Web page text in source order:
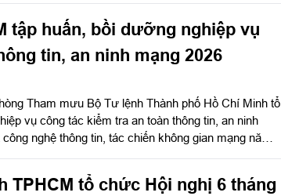
phòng, Chủ tịch Hội đồng; Trung tướng, PGS,
đốc Học viện Lục quân, phó Chủ tịch Hội đồng,
tập huấn, bồi dưỡng nghiệp vụ
tin, an ninh mạng 2026
Tham mưu Bộ Tư lệnh Thành phố Hồ Chí Minh tổ
vụ công tác kiểm tra an toàn thông tin, an ninh
nghệ thông tin, tác chiến không gian mạng năm
TPHCM tổ chức Hội nghị 6 tháng